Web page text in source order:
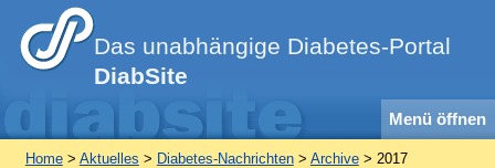
Das unabhängige Diabetes-Portal
DiabSite
Menü öffnen
Home> Aktuelles > Diabetes-Nachrichten> Archive> 2017